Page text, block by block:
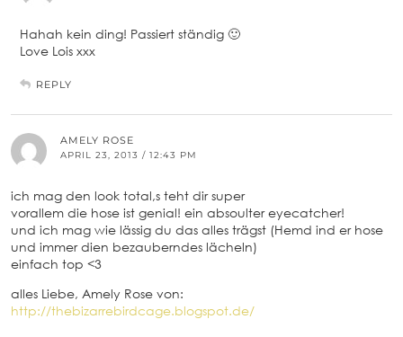
Hahah kein ding! Passiert ständig 🙂
Love Lois xxx
REPLY
AMELY ROSE
APRIL 23, 2013 / 12:43 PM
ich mag den look total,s teht dir super
vorallem die hose ist genial! ein absoulter eyecatcher!
und ich mag wie lässig du das alles trägst (Hemd ind er hose
und immer dien bezauberndes lächeln)
einfach top <3
alles Liebe, Amely Rose von:
http://thebizarrebirdcage.blogspot.de/